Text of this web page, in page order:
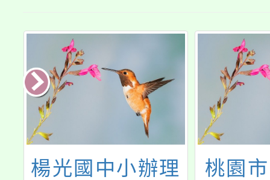
楊光國中小辦理
桃園